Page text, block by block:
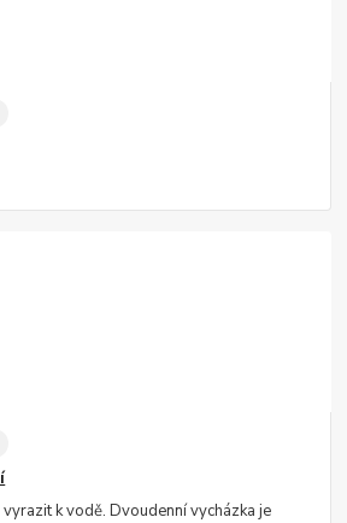
k vodě. Dvoudenní vycházka je